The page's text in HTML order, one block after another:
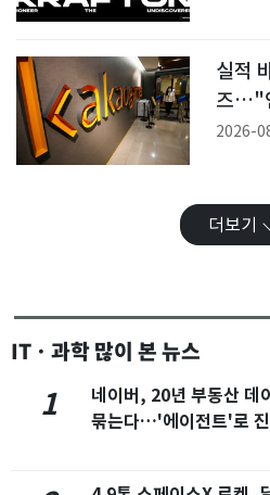
실적
즈…"
수"
2026-
더보기
ITㆍ과학 많이 본 뉴스
1
네이버, 20년 부동산 데
묶는다…'에이전트'로